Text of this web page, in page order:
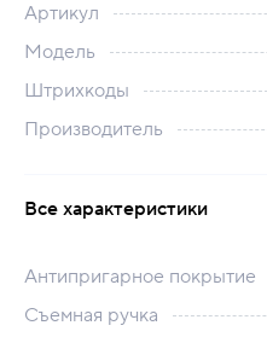
Артикул
Модель
Штрихкоды
Производитель
Все характеристики
Антипригарное покрытие
Съемная ручка